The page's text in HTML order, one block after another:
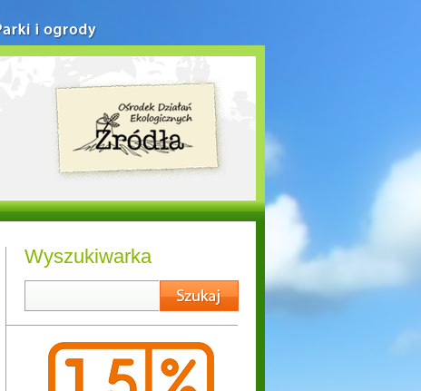
Wyszukiwarka
Parki i ogrody